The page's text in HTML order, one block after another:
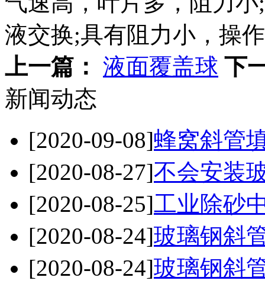
液交换;具有阻力小，操
上一篇： 液面覆盖球 下
新闻动态
[2020-09-08]蜂窝斜管
[2020-08-27]不会安装
[2020-08-25]工业除砂
[2020-08-24]玻璃钢斜
[2020-08-24]玻璃钢斜